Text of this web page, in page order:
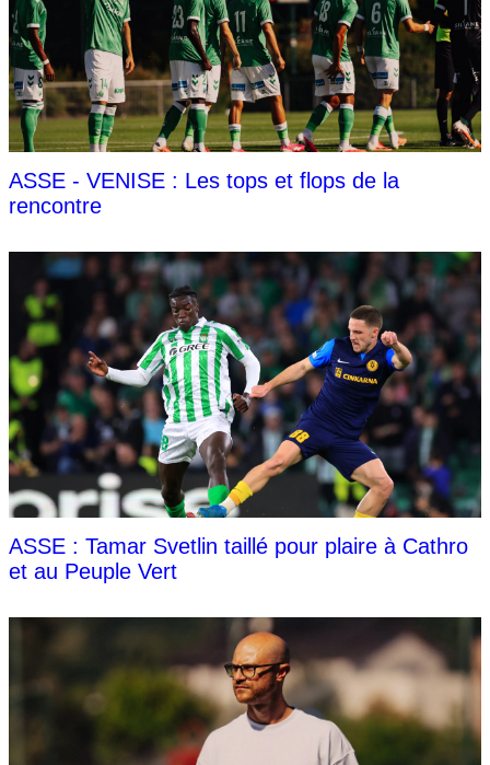
ASSE - VENISE : Les tops et flops de la
rencontre
ASSE : Tamar Svetlin taillé pour plaire à Cathro
et au Peuple Vert